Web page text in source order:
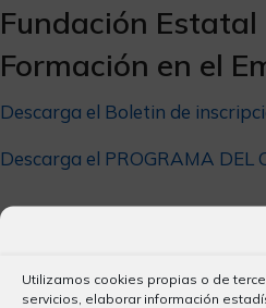
Utilizamos cookies propias o de
servicios, elaborar información
Fundación
Formación en el
Descarga el Boletin de
Descarga el PROGRAMA DEL